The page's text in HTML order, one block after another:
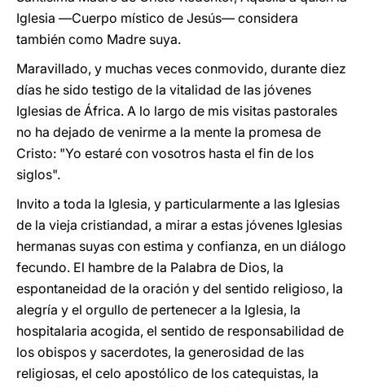
Iglesia ―Cuerpo místico de Jesús― considera
también como Madre suya.
Maravillado, y muchas veces conmovido, durante diez
días he sido testigo de la vitalidad de las jóvenes
Iglesias de África. A lo largo de mis visitas pastorales
no ha dejado de venirme a la mente la promesa de
Cristo: "Yo estaré con vosotros hasta el fin de los
siglos".
Invito a toda la Iglesia, y particularmente a las Iglesias
de la vieja cristiandad, a mirar a estas jóvenes Iglesias
hermanas suyas con estima y confianza, en un diálogo
fecundo. El hambre de la Palabra de Dios, la
espontaneidad de la oración y del sentido religioso, la
alegría y el orgullo de pertenecer a la Iglesia, la
hospitalaria acogida, el sentido de responsabilidad de
los obispos y sacerdotes, la generosidad de las
religiosas, el celo apostólico de los catequistas, la